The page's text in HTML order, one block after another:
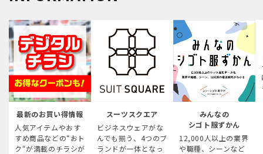
最新のお買い得情報
人気アイテムやおす
すめ商品などの“おト
ク“が満載のチラシが
スーツスクエア
ビジネスウェアがな
んでも揃う、4つのブ
ランドが一体となっ
みんなの
シゴト服ずかん
12,000人以上の業界
や職種、シーンなど